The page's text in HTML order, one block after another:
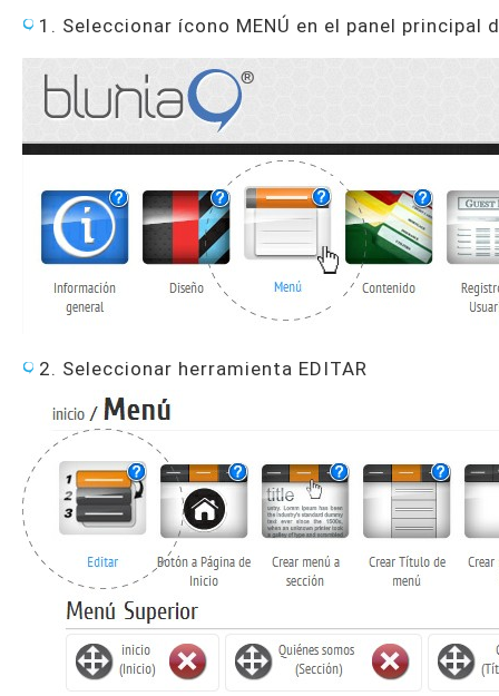
1. Seleccionar ícono MENÚ en el panel principal
2. Seleccionar herramienta EDITAR